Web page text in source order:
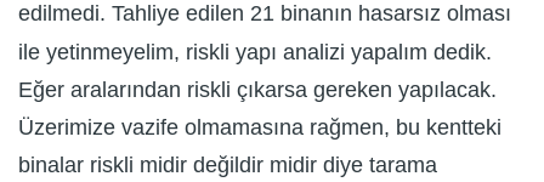
edilmedi. Tahliye edilen 21 binanın hasarsız olması
ile yetinmeyelim, riskli yapı analizi yapalım dedik.
Eğer aralarından riskli çıkarsa gereken yapılacak.
Üzerimize vazife olmamasına rağmen, bu kentteki
binalar riskli midir değildir midir diye tarama